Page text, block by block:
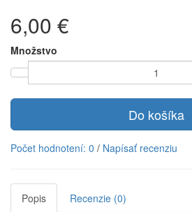
6,00 €
Množstvo
Do košíka
Počet hodnotení: 0 / Napísať recenziu
Popis Recenzie (0)